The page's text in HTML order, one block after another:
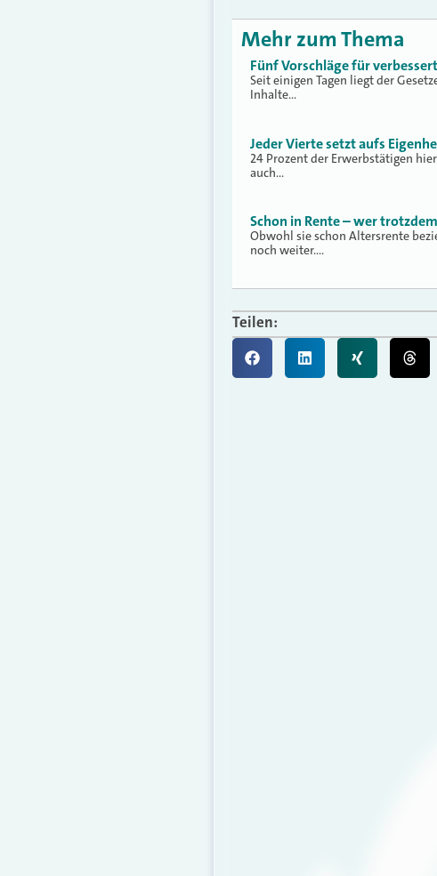
Mehr zum Thema
Fünf Vorschläge für
Seit einigen Tagen liegt der
Inhalte…
Jeder Vierte setzt aufs
24 Prozent der Erwerbstätigen
auch…
Schon in Rente – wer
Obwohl sie schon Altersrente
noch weiter.…
Teilen: